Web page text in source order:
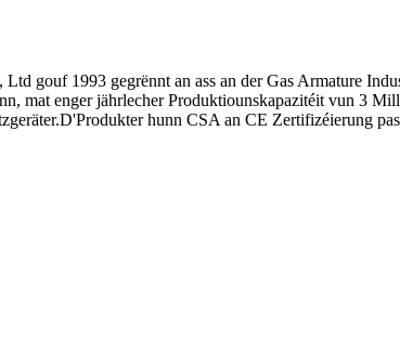
gouf 1993 gegrënnt an ass an der Gas Armature
mat enger jährlecher Produktiounskapazitéit vun 3
hunn CSA an CE Zertifizéierung